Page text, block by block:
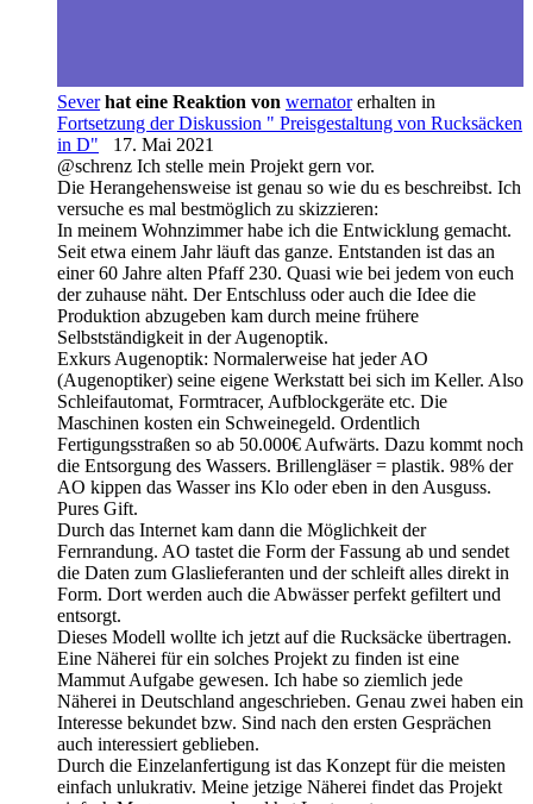
Sever hat eine Reaktion von wernatorerhalten in
Fortsetzung der Diskussion " Preisgestaltung von Rucksäcken
in D"
17. Mai 2021
@schrenz Ich stelle mein Projekt gern vor.
Die Herangehensweise ist genau so wie du es beschreibst. Ich
versuche es mal bestmöglich zu skizzieren:
In meinem Wohnzimmer habe ich die Entwicklung gemacht.
Seit etwa einem Jahr läuft das ganze. Entstanden ist das an
einer 60 Jahre alten Pfaff 230. Quasi wie bei jedem von euch
der zuhause näht. Der Entschluss oder auch die Idee die
Produktion abzugeben kam durch meine frühere
Selbstständigkeit in der Augenoptik.
Exkurs Augenoptik: Normalerweise hat jeder AO
(Augenoptiker) seine eigene Werkstatt bei sich im Keller. Also
Schleifautomat, Formtracer, Aufblockgeräte etc. Die
Maschinen kosten ein Schweinegeld. Ordentlich
Fertigungsstraßen so ab 50.000€ Aufwärts. Dazu kommt noch
die Entsorgung des Wassers. Brillengläser = plastik. 98% der
AO kippen das Wasser ins Klo oder eben in den Ausguss.
Pures Gift.
Durch das Internet kam dann die Möglichkeit der
Fernrandung. AO tastet die Form der Fassung ab und sendet
die Daten zum Glaslieferanten und der schleift alles direkt in
Form. Dort werden auch die Abwässer perfekt gefiltert und
entsorgt.
Dieses Modell wollte ich jetzt auf die Rucksäcke übertragen.
Eine Näherei für ein solches Projekt zu finden ist eine
Mammut Aufgabe gewesen. Ich habe so ziemlich jede
Näherei in Deutschland angeschrieben. Genau zwei haben ein
Interesse bekundet bzw. Sind nach den ersten Gesprächen
auch interessiert geblieben.
Durch die Einzelanfertigung ist das Konzept für die meisten
einfach unlukrativ. Meine jetzige Näherei findet das Projekt